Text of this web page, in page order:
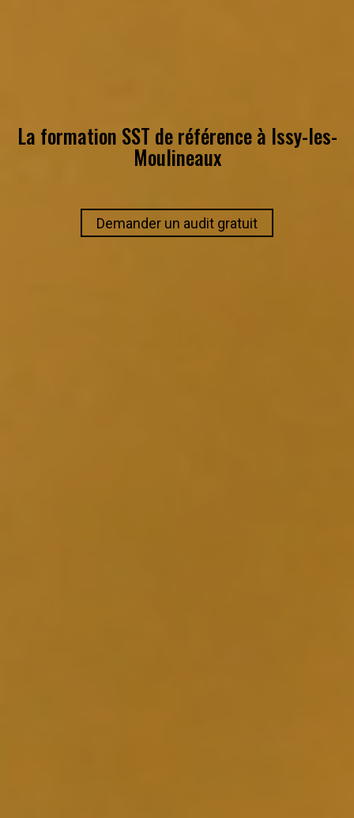
La formation SST de référence à Issy-les-
Moulineaux
Demander un audit gratuit